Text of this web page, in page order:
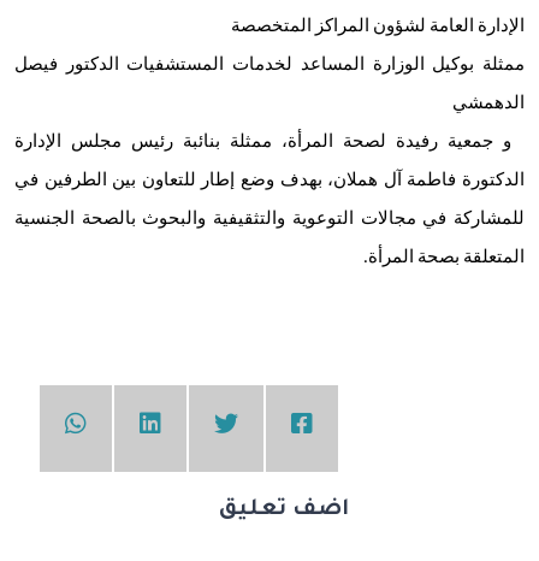
الإدارة العامة لشؤون المراكز المتخصصة
ممثلة بوكيل الوزارة المساعد لخدمات المستشفيات الدكتور فيصل
الدهمشي
و ⁧‫جمعية رفيدة‬⁩ لصحة المرأة، ممثلة بنائبة رئيس مجلس الإدارة
الدكتورة فاطمة آل هملان، بهدف وضع إطار للتعاون بين الطرفين في
للمشاركة في مجالات التوعوية والتثقيفية والبحوث بالصحة الجنسية
المتعلقة بصحة المرأة.
اضف تعليق